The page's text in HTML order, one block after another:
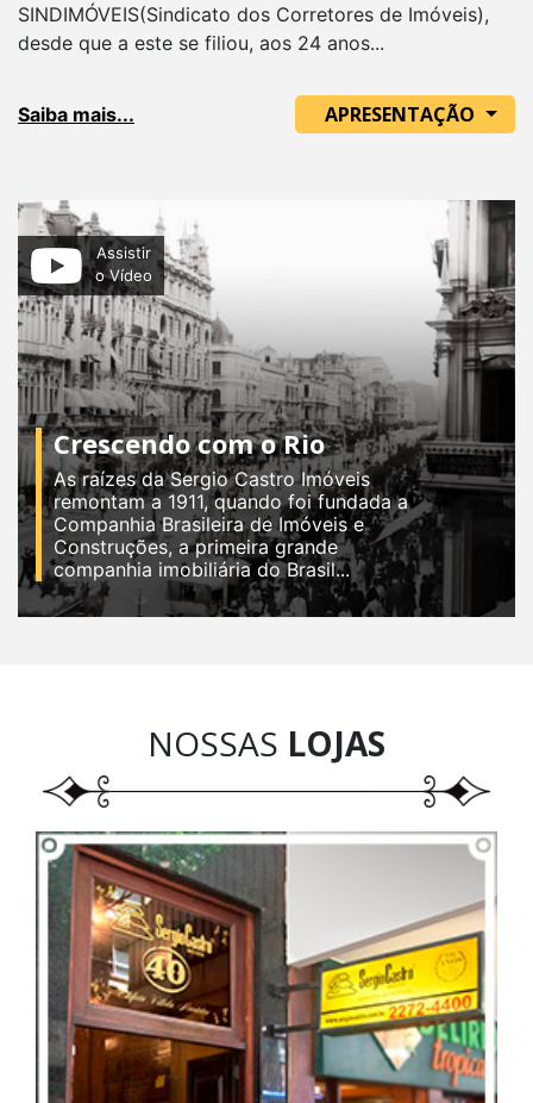
SINDIMÓVEIS(Sindicato dos Corretores de Imóveis),
desde que a este se filiou, aos 24 anos...
Saiba mais... APRESENTAÇÃO
Assistir
o Vídeo
Crescendo com o Rio
As raízes da Sergio Castro Imóveis
remontam a 1911, quando foi fundada a
Companhia Brasileira de Imóveis e
Construções, a primeira grande
companhia imobiliária do Brasil...
NOSSAS LOJAS